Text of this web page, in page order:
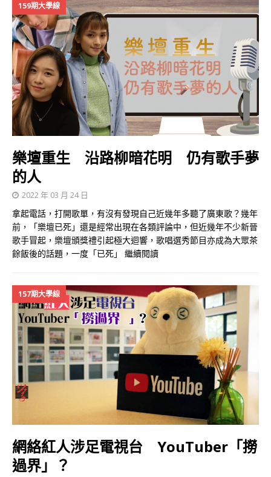
159期大學線
樂壇重生 沿路柳暗花明 仍有歌手夢
的人
2022 年 03 月 24 日
拿起電話，打開歌單，有沒有發現自己近幾年多聽了廣東歌？幾年
前，「樂壇已死」還是經常出現在各類評論中，但近幾年不少新晉
歌手冒起，樂壇頒獎禮引起極大迴響，歌唱選秀節目亦成為大眾茶
餘飯後的話題，一度「已死」 繼續閱讀
157期大學線
網絡紅人涉足電視台 YouTuber「撈
過界」？